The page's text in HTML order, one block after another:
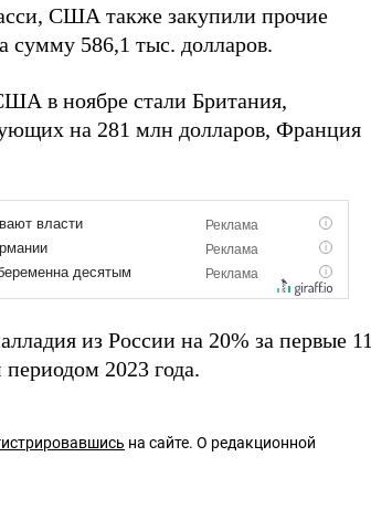
США также закупили прочие
сумму 586,1 тыс. долларов.
в ноябре стали Британия,
на 281 млн долларов, Франция
из России на 20% за первые 11
2023 года.
на сайте. О редакционной